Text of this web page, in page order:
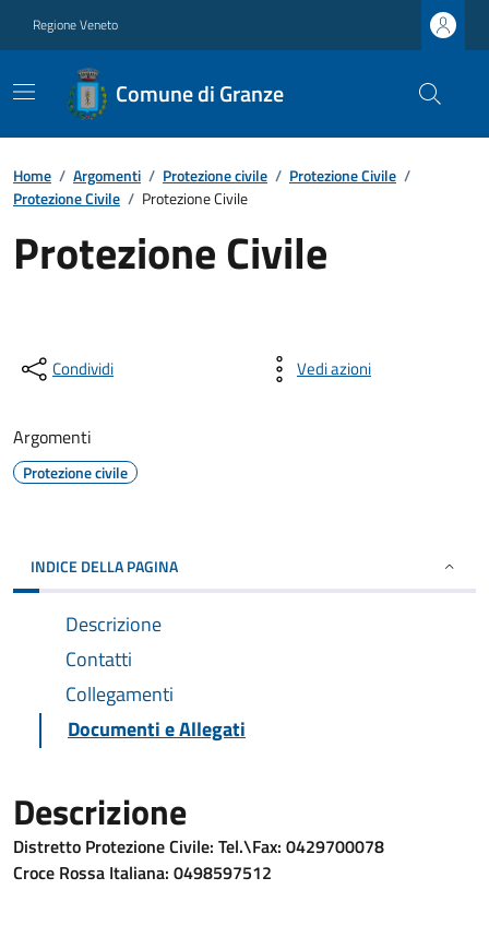
Regione Veneto
Comune di Granze
Home / Argomenti / Protezione civile / Protezione Civile /
Protezione Civile / Protezione Civile
Protezione Civile
Condividi Vedi azioni
Argomenti
Protezione civile
INDICE DELLA PAGINA
Descrizione
Contatti
Collegamenti
Documenti e Allegati
Descrizione
Distretto Protezione Civile: Tel.\Fax: 0429700078
Croce Rossa Italiana: 0498597512